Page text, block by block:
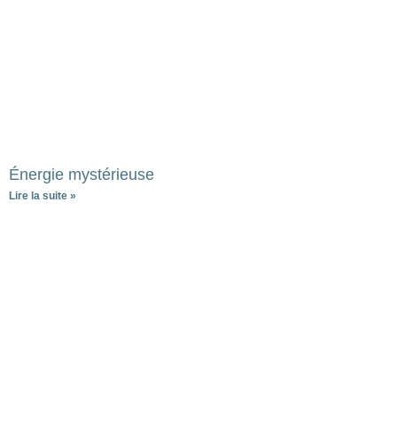
Énergie mystérieuse
Lire la suite »